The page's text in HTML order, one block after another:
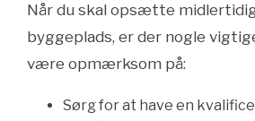
Når du skal opsætte
byggeplads, er der nogle
være opmærksom på:
Sørg for at have en